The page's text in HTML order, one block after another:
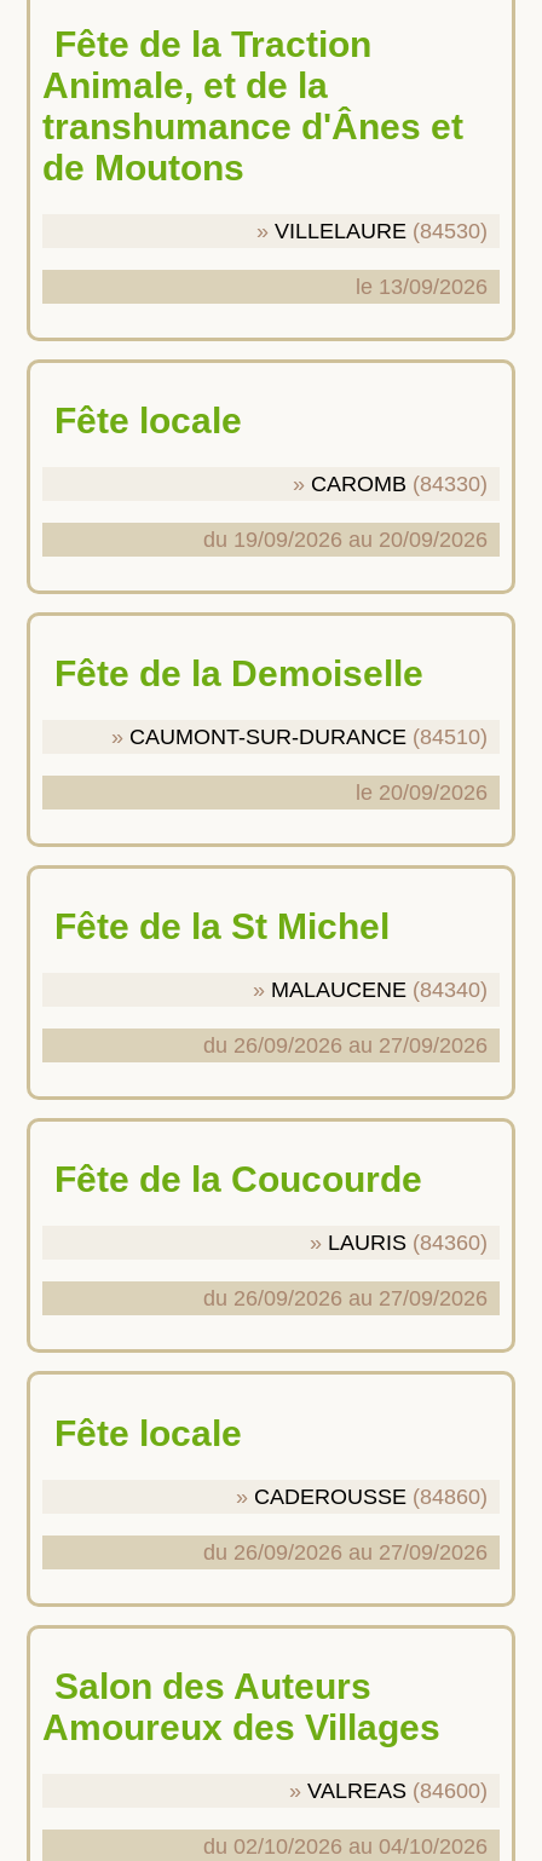
Fête de la Traction
Animale, et de la
transhumance d'Ânes et
de Moutons
VILLELAURE (84530)
le 13/09/2026
Fête locale
CAROMB (84330)
du 19/09/2026 au 20/09/2026
Fête de la Demoiselle
CAUMONT-SUR-DURANCE (84510)
le 20/09/2026
Fête de la St Michel
MALAUCENE (84340)
du 26/09/2026 au 27/09/2026
Fête de la Coucourde
LAURIS (84360)
du 26/09/2026 au 27/09/2026
Fête locale
CADEROUSSE (84860)
du 26/09/2026 au 27/09/2026
Salon des Auteurs
Amoureux des Villages
VALREAS (84600)
du 02/10/2026 au 04/10/2026